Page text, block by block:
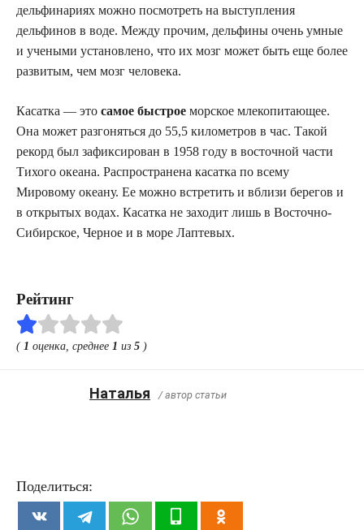
дельфинариях можно посмотреть на выступления
дельфинов в воде. Между прочим, дельфины очень умные
и учеными установлено, что их мозг может быть еще более
развитым, чем мозг человека.
Касатка — это самое быстрое морское млекопитающее.
Она может разгоняться до 55,5 километров в час. Такой
рекорд был зафиксирован в 1958 году в восточной части
Тихого океана. Распространена касатка по всему
Мировому океану. Ее можно встретить и вблизи берегов и
в открытых водах. Касатка не заходит лишь в Восточно-
Сибирское, Черное и в море Лаптевых.
Рейтинг
( 1 оценка, среднее 1 из 5 )
Наталья / автор статьи
Поделиться: